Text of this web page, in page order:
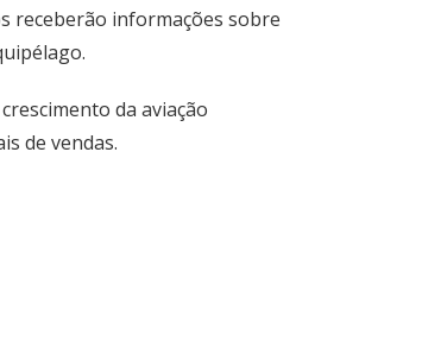
receberão informações sobre
da aviação
de vendas.